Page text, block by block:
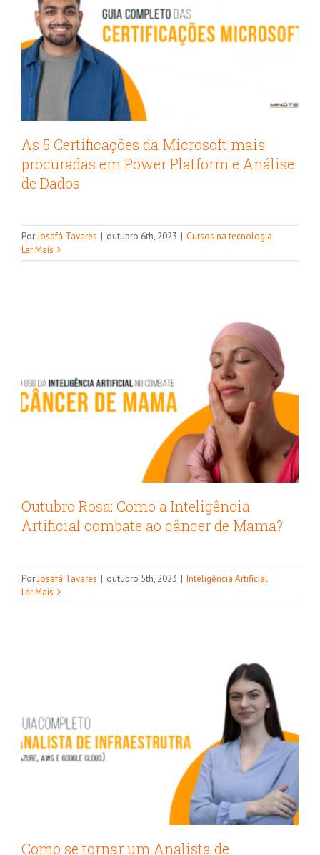
As 5 Certificações da Microsoft mais
procuradas em Power Platform e Análise
de Dados
PorJosafá Tavares | outubro 6th, 2023 | Cursos na tecnologia
Ler Mais
Artificial combate ao câncer de Mama?
Inteligência Artificial
Outubro Rosa: Como a Inteligência
Artificial combate ao câncer de Mama?
PorJosafá Tavares | outubro 5th, 2023 | Inteligência Artificial
Ler Mais
Infraestrutura em nuvem (Azure, AWS
Como se tornar um Analista de